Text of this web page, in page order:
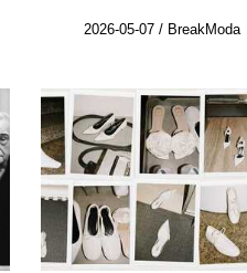
2026-05-07 / BreakModa